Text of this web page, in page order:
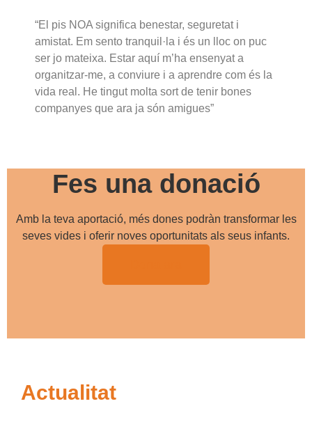
“El pis NOA significa benestar, seguretat i
amistat. Em sento tranquil·la i és un lloc on puc
ser jo mateixa. Estar aquí m’ha ensenyat a
organitzar-me, a conviure i a aprendre com és la
vida real. He tingut molta sort de tenir bones
companyes que ara ja són amigues”
Fes una donació
Amb la teva aportació, més dones podràn transformar les
seves vides i oferir noves oportunitats als seus infants.
Actualitat